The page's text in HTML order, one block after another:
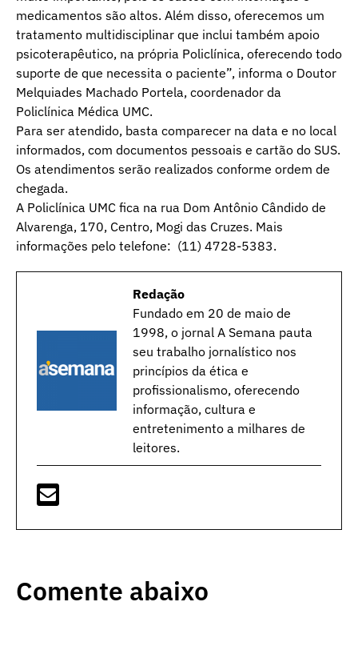
medicamentos são altos. Além disso, oferecemos um
tratamento multidisciplinar que inclui também apoio
psicoterapêutico, na própria Policlínica, oferecendo todo
suporte de que necessita o paciente”, informa o Doutor
Melquiades Machado Portela, coordenador da
Policlínica Médica UMC.
Para ser atendido, basta comparecer na data e no local
informados, com documentos pessoais e cartão do SUS.
Os atendimentos serão realizados conforme ordem de
chegada.
A Policlínica UMC fica na rua Dom Antônio Cândido de
Alvarenga, 170, Centro, Mogi das Cruzes. Mais
informações pelo telefone: (11) 4728-5383.
Redação
Fundado em 20 de maio de
1998, o jornal A Semana pauta
seu trabalho jornalístico nos
princípios da ética e
profissionalismo, oferecendo
informação, cultura e
entretenimento a milhares de
leitores.
Comente abaixo